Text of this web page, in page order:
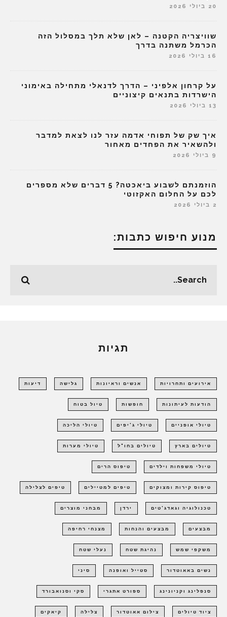
20 ביולי 2026
שוויצריה הקטנה – לאן שלא תלך במסלול הזה
הכרמל משתנה בדרך
16 ביולי 2026
על קרחון אלפיני – הדרך לדנאלי מתחילה באימוני
הישרדות בתנאים קיצוניים
13 ביולי 2026
איך שק של תפוחי אדמה עזר לנו לצאת למדבר
ולהשאיר את הפחדים מאחור
9 ביולי 2026
הוזמנתם לשבוע ביאכטה? 5 דברים שלא מספרים
לכם על החלום האקזוטי
2 ביולי 2026
מנוע חיפוש כתבות:
תגיות
אירועים ותחרויות אנשים וראיונות גלישה דיעות
הודעות לעיתונות חופשות טיול בטוח
טיולי אופניים טיולי ג'יפים טיולי הליכה
טיולים בארץ טיולים בחו"ל טיולי מערות
טיולי משפחות וילדים טיפוס הרים
טיפוס קירות ומצוקים טיפים למטיילים טיפים לצלילה
טכנולוגיה וגאדג'טים ירדן מבחני מוצרים
מבצעים מבצעים והנחות מצנחי רחיפה
משקפי שמש נהיגת שטח נעלי שטח
נשים באאוטדור סטייל ואופנה סיני
סנפלינג וקניונינג ספורט אתגרי סקי וסנואבורד
ציוד טיולים צילום אאוטדור צלילה קיאקים